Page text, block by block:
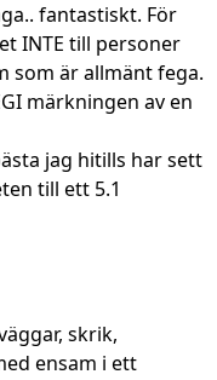
fantastiskt. För
INTE till personer
som är allmänt fega.
märkningen av en
jag hitills har sett
till ett 5.1
skrik,
ensam i ett